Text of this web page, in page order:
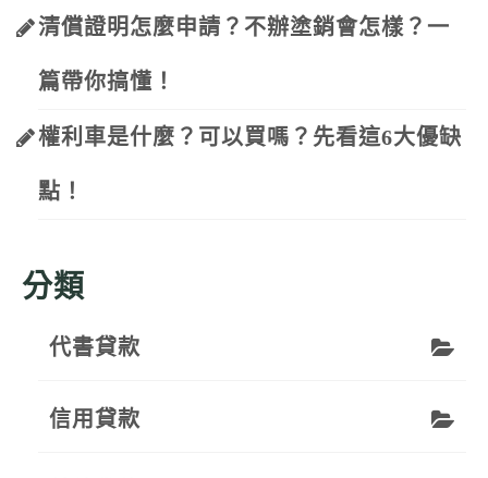
清償證明怎麼申請？不辦塗銷會怎樣？一
篇帶你搞懂！
權利車是什麼？可以買嗎？先看這6大優缺
點！
分類
代書貸款
信用貸款